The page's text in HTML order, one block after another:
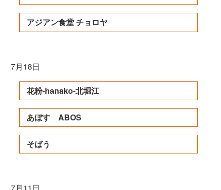
アジアン食堂 チョロヤ
7月18日
花粉-hanako-北堀江
あぼす ABOS
そばう